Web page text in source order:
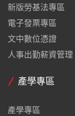
新版勞基法專區
電子發票專區
文中數位憑證
人事出勤薪資管理
產學專區
產學專區